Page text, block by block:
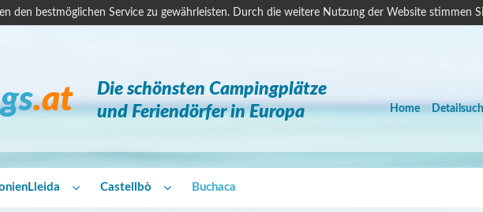
den bestmöglichen Service zu gewährleisten. Durch die weitere Nutzung der Website stimmen
.at
Die schönsten Campingplätze
und Feriendörfer in Europa
Home
Lleida Castellbò Buchaca